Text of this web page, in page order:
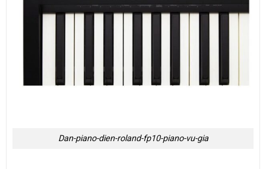
Dan-piano-dien-roland-fp10-piano-vu-gia